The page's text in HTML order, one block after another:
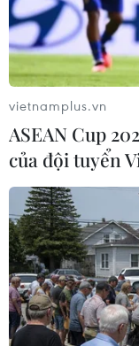
V. với lý do ngân
vietnamplus.vn
ASEAN Cup
của đội tuyển